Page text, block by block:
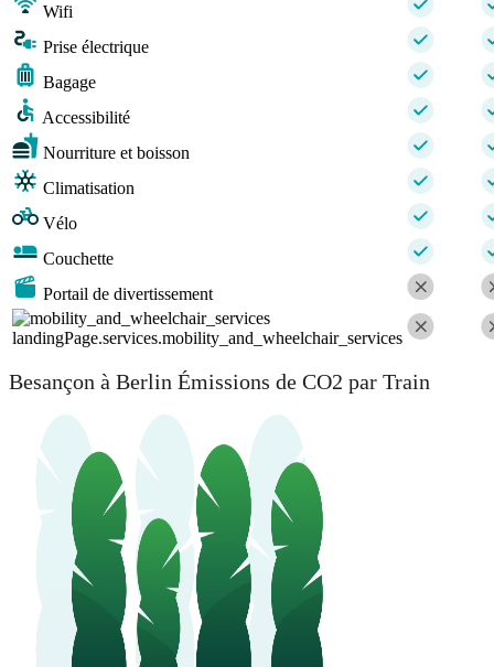
Wifi
Prise électrique
Bagage
Accessibilité
Nourriture et boisson
Climatisation
Vélo
Couchette
Portail de divertissement
landingPage.services.mobility_and_wheelchair_services
Besançon à Berlin Émissions de CO2 par Train